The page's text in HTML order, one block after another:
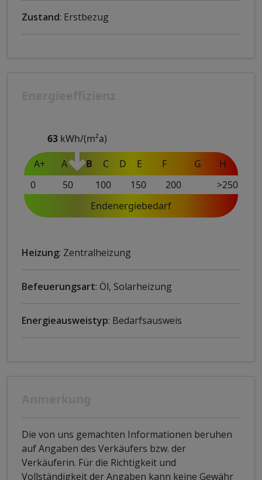
Zustand: Erstbezug
A+ A B C D E F G H
63 kWh/(m²a)
0 50 100 150 200
>250
Endenergiebedarf
Heizung: Zentralheizung
Befeuerungsart: Öl, Solarheizung
Energieausweistyp: Bedarfsausweis
Die von uns gemachten Informationen beruhen
auf Angaben des Verkäufers bzw. der
Verkäuferin. Für die Richtigkeit und
Vollständigkeit der Angaben kann keine Gewähr